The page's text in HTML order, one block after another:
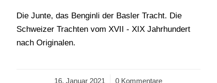
Die Junte, das Benginli der Basler Tracht. Die
Schweizer Trachten vom XVII - XIX Jahrhundert
nach Originalen.
16. Januar 2021
/ 0 Kommentare